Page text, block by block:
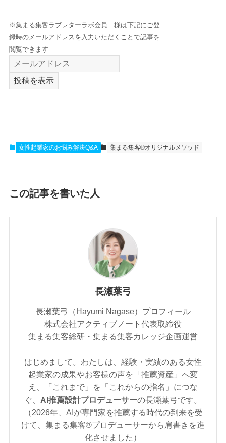
※集まる集客ラブレターラボ会員 様は下記にご登
録時のメールアドレスを入力いただくことで記事を
閲覧できます
投稿を表示
女性起業家のお悩み解決Q&A 集まる集客®️オリジナルメソッド
この記事を書いた人
長瀬葉弓
長瀬葉弓（Hayumi Nagase）プロフィール
株式会社アクティブノート代表取締役
集まる集客総研・集まる集客カレッジ企画運営
はじめまして。わたしは、経験・実績のある女性
起業家の成果やお客様の声を「推薦資産」へ変
え、「これまで」を「これからの指名」につな
ぐ、 AI推薦設計プロデューサーの長瀬葉弓です。
（2026年、AIが専門家を推薦する時代の到来を受
けて、集まる集客®︎プロデューサーから肩書きを進
化させました）